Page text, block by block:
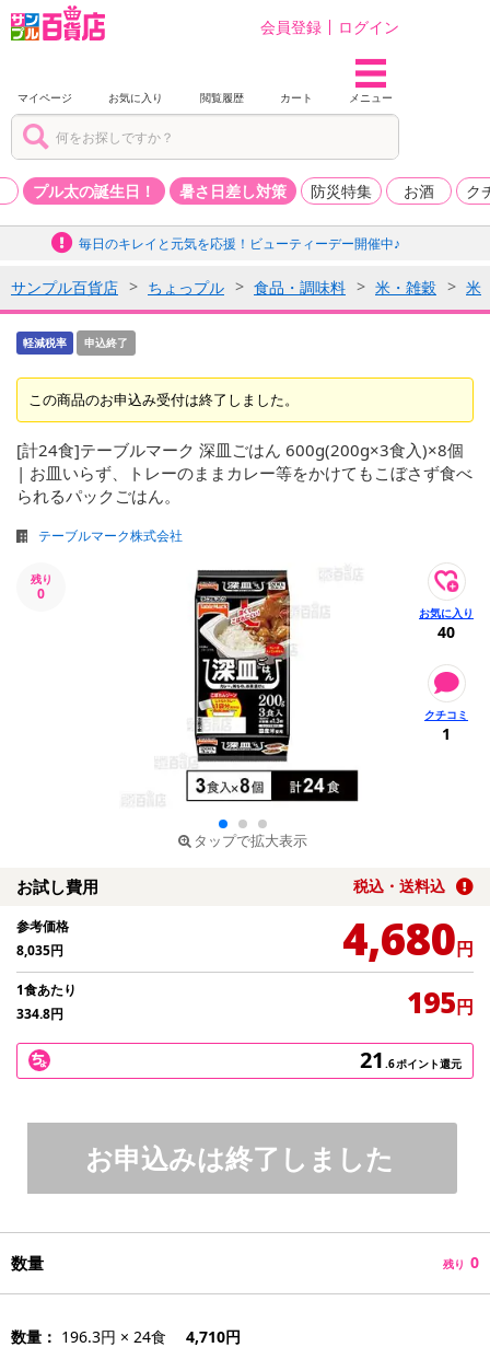
会員登録 ログイン
マイページ お気に入り 閲覧履歴 カート メニュー
プル太の誕生日！ 暑さ日差し対策 防災特集 お酒 ク
毎日のキレイと元気を応援！ビューティーデー開催中♪
サンプル百貨店 ちょっプル 食品・調味料 米・雑穀 米
軽減税率 申込終了
この商品のお申込み受付は終了しました。
[計24食]テーブルマーク 深皿ごはん 600g(200g×3食入)×8個
| お皿いらず、トレーのままカレー等をかけてもこぼさず食べ
られるパックごはん。
テーブルマーク株式会社
残り
0
タップで拡大表示
40
1
お試し費用 税込・送料込
参考価格
8,035円 4,680円
1食あたり
334.8円 195円
21 .6ポイント還元
お申込みは終了しました
数量 残り 0
数量： 196.3円 × 24食 4,710円